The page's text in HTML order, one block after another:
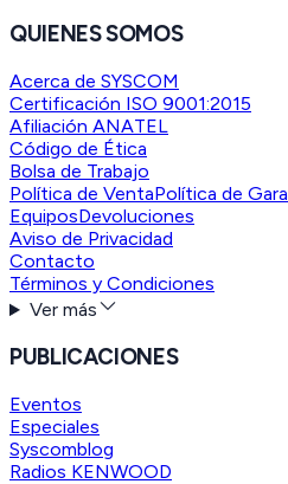
QUIENES SOMOS
Acerca de SYSCOM
Certificación ISO 9001:2015
Afiliación ANATEL
Código de Ética
Bolsa de Trabajo
Política de VentaPolítica de
EquiposDevoluciones
Aviso de Privacidad
Contacto
Términos y Condiciones
Ver más
PUBLICACIONES
Eventos
Especiales
Syscomblog
Radios KENWOOD